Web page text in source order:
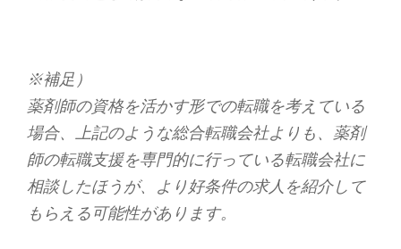
※補足）
薬剤師の資格を活かす形での転職を考えている
場合、上記のような総合転職会社よりも、薬剤
師の転職支援を専門的に行っている転職会社に
相談したほうが、より好条件の求人を紹介して
もらえる可能性があります。